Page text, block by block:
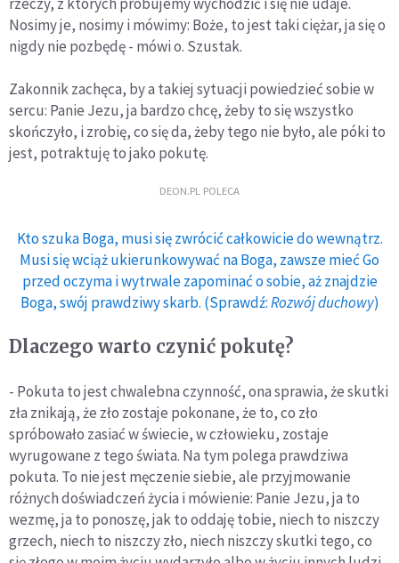
Nosimy je, nosimy i mówimy: Boże, to jest taki ciężar, ja się o
nigdy nie pozbędę - mówi o. Szustak.
Zakonnik zachęca, by a takiej sytuacji powiedzieć sobie w
sercu: Panie Jezu, ja bardzo chcę, żeby to się wszystko
skończyło, i zrobię, co się da, żeby tego nie było, ale póki to
jest, potraktuję to jako pokutę.
DEON.PL POLECA
Kto szuka Boga, musi się zwrócić całkowicie do wewnątrz.
Musi się wciąż ukierunkowywać na Boga, zawsze mieć Go
przed oczyma i wytrwale zapominać o sobie, aż znajdzie
Boga, swój prawdziwy skarb. (Sprawdź:Rozwój duchowy)
Dlaczego warto czynić pokutę?
- Pokuta to jest chwalebna czynność, ona sprawia, że skutki
zła znikają, że zło zostaje pokonane, że to, co zło
spróbowało zasiać w świecie, w człowieku, zostaje
wyrugowane z tego świata. Na tym polega prawdziwa
pokuta. To nie jest męczenie siebie, ale przyjmowanie
różnych doświadczeń życia i mówienie: Panie Jezu, ja to
wezmę, ja to ponoszę, jak to oddaję tobie, niech to niszczy
grzech, niech to niszczy zło, niech niszczy skutki tego, co